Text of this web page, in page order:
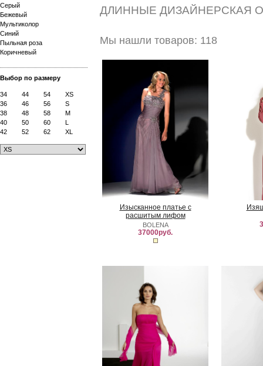
Серый
Бежевый
Мультиколор
Синий
Пыльная роза
Коричневый
Выбор по размеру
34 44 54
XS
36
46 56
S
38
48 58
M
40
50 60
L
42
52 62 XL
ДЛИННЫЕ ДИЗАЙНЕРСКАЯ
Мы нашли товаров: 118
Изысканное платье с
расшитым лифом
BOLENA
37000руб.